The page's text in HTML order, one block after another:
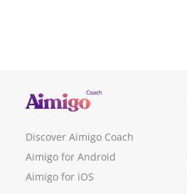
Discover Aimigo Coach
Aimigo for Android
Aimigo for iOS